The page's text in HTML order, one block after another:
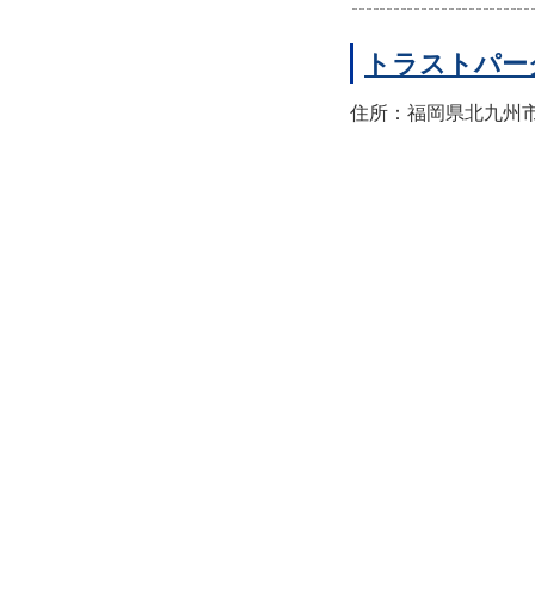
トラストパ
住所：福岡県北九州